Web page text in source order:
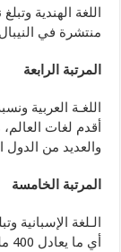
منتشرة في
المرتبة الرابعة
أقدم لغات
والعديد من الدول
المرتبة الخامسة